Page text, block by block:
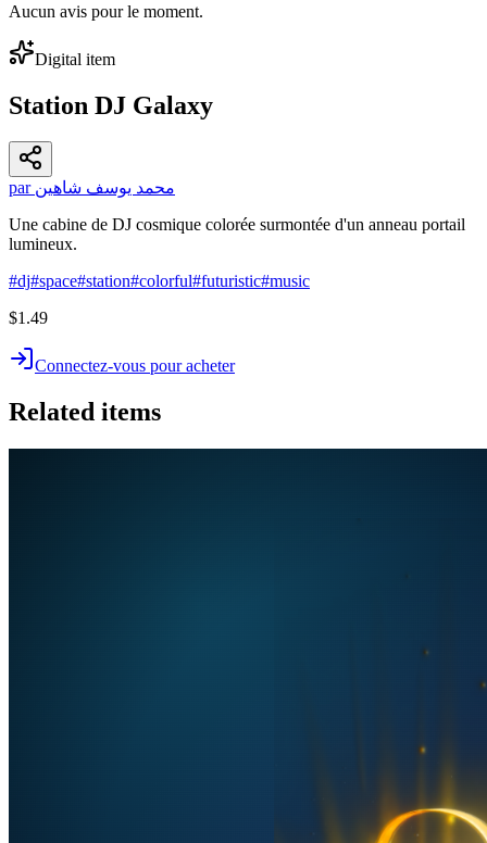
Aucun avis pour le moment.
Digital item
Station DJ Galaxy
par محمد يوسف شاهين
Une cabine de DJ cosmique colorée surmontée d'un anneau portail
lumineux.
#dj#space#station#colorful#futuristic#music
$1.49
Connectez-vous pour acheter
Related items